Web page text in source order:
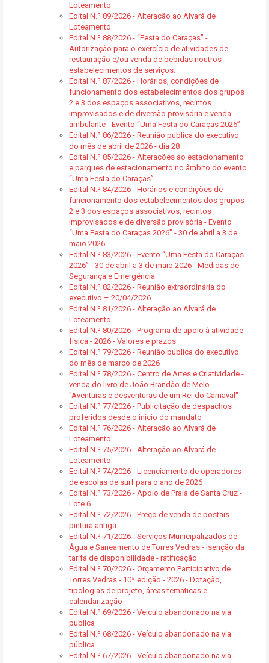
Loteamento
Edital N.º 89/2026 - Alteração ao Alvará de
Loteamento
Edital N.º 88/2026 - “Festa do Caraças” -
Autorização para o exercício de atividades de
restauração e/ou venda de bebidas noutros
estabelecimentos de serviços:
Edital N.º 87/2026 - Horários, condições de
funcionamento dos estabelecimentos dos grupos
2 e 3 dos espaços associativos, recintos
improvisados e de diversão provisória e venda
ambulante - Evento “Uma Festa do Caraças 2026”
Edital N.º 86/2026 - Reunião pública do executivo
do mês de abril de 2026 - dia 28
Edital N.º 85/2026 - Alterações ao estacionamento
e parques de estacionamento no âmbito do evento
“Uma Festa do Caraças”
Edital N.º 84/2026 - Horários e condições de
funcionamento dos estabelecimentos dos grupos
2 e 3 dos espaços associativos, recintos
improvisados e de diversão provisória - Evento
“Uma Festa do Caraças 2026” - 30 de abril a 3 de
maio 2026
Edital N.º 83/2026 - Evento “Uma Festa do Caraças
2026” - 30 de abril a 3 de maio 2026 - Medidas de
Segurança e Emergência
Edital N.º 82/2026 - Reunião extraordinária do
executivo – 20/04/2026
Edital N.º 81/2026 - Alteração ao Alvará de
Loteamento
Edital N.º 80/2026 - Programa de apoio à atividade
física - 2026 - Valores e prazos
Edital N.º 79/2026 - Reunião pública do executivo
do mês de março de 2026
Edital N.º 78/2026 - Centro de Artes e Criatividade -
venda do livro de João Brandão de Melo -
"Aventuras e desventuras de um Rei do Carnaval"
Edital N.º 77/2026 - Publicitação de despachos
proferidos desde o início do mandato
Edital N.º 76/2026 - Alteração ao Alvará de
Loteamento
Edital N.º 75/2026 - Alteração ao Alvará de
Loteamento
Edital N.º 74/2026 - Licenciamento de operadores
de escolas de surf para o ano de 2026
Edital N.º 73/2026 - Apoio de Praia de Santa Cruz -
Lote 6
Edital N.º 72/2026 - Preço de venda de postais
pintura antiga
Edital N.º 71/2026 - Serviços Municipalizados de
Água e Saneamento de Torres Vedras - Isenção da
tarifa de disponibilidade - ratificação
Edital N.º 70/2026 - Orçamento Participativo de
Torres Vedras - 10ª edição - 2026 - Dotação,
tipologias de projeto, áreas temáticas e
calendarização
Edital N.º 69/2026 - Veículo abandonado na via
pública
Edital N.º 68/2026 - Veículo abandonado na via
pública
Edital N.º 67/2026 - Veículo abandonado na via